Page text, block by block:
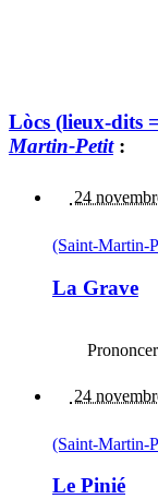
Lòcs (lieux-dits
Martin-Petit:
24
(Saint-Martin-
La Grave
24
(Saint-Martin-
Le Pinié